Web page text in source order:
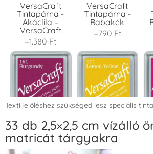
VersaCraft
Tintapárna -
Akáclila –
VersaCraft
+1.380 Ft
VersaCraft
Tintapárna -
Babakék
+790 Ft
VersaCraft
Tintapárna -
Bordó
+1.380 Ft
VersaCraft
Tintapárna -
Citromsárga
+1.380 Ft
Textiljelöléshez szükséged lesz speciális
33 db 2,5×2,5 cm vízálló
matricát tárgyakra